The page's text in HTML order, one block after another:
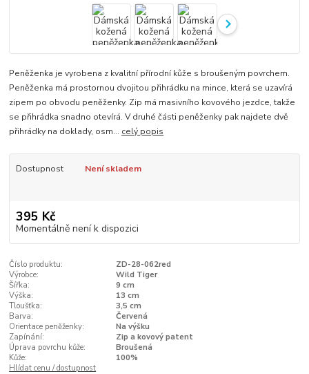
Peněženka je vyrobena z kvalitní přírodní kůže s broušeným povrchem.
Peněženka má prostornou dvojitou přihrádku na mince, která se uzavírá
zipem po obvodu peněženky. Zip má masivního kovového jezdce, takže
se přihrádka snadno otevírá. V druhé části peněženky pak najdete dvě
přihrádky na doklady, osm... celý popis
Dostupnost Není skladem
395 Kč
Momentálně není k dispozici
Číslo produktu:
ZD-28-062red
Výrobce:
Wild Tiger
Šířka:
9 cm
Výška:
13 cm
Tloušťka:
3,5 cm
Barva:
Červená
Orientace peněženky:
Na výšku
Zapínání:
Zip a kovový patent
Úprava povrchu kůže:
Broušená
Kůže:
100%
Hlídat cenu / dostupnost